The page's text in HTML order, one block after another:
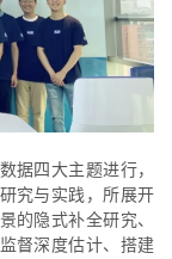
据四大主题进行，
究与实践，所展开
的隐式补全研究、
督深度估计、搭建